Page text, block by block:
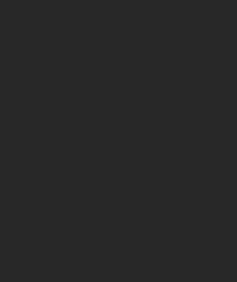
узнать, как система
что вы установили,
При первом запуске
на рынок side-by-side, мы в
на который мы
Packtalk была сложной.